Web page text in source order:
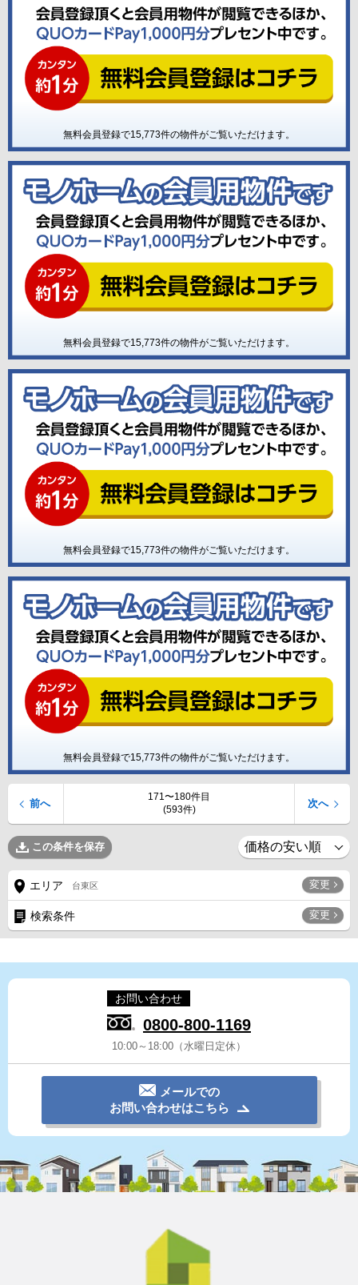
無料会員登録で15,773件の物件がご覧いただけます。
無料会員登録で15,773件の物件がご覧いただけます。
無料会員登録で15,773件の物件がご覧いただけます。
無料会員登録で15,773件の物件がご覧いただけます。
171〜180件目
(593件)
前へ 次へ
この条件を保存
エリア 台東区 変更
検索条件 変更
お問い合わせ
0800-800-1169
10:00～18:00（水曜日定休）
メールでの
お問い合わせはこちら